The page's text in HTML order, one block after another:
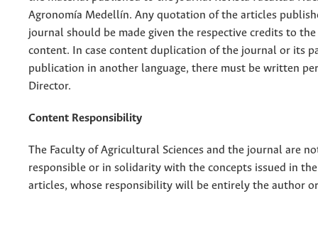
Agronomía Medellín. Any quotation of the articles
journal should be made given the respective credits to
content. In case content duplication of the journal or its
publication in another language, there must be written
Director.
Content Responsibility
The Faculty of Agricultural Sciences and the journal are
responsible or in solidarity with the concepts issued in
articles, whose responsibility will be entirely the author